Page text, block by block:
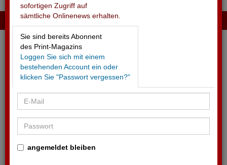
sofortigen Zugriff auf
sämtliche Onlinenews erhalten.
Sie sind bereits Abonnent
des Print-Magazins
Loggen Sie sich mit einem
bestehenden Account ein oder
klicken Sie "Passwort vergessen?"
angemeldet bleiben
22.05.2026 - EVENT TREND STUDIE SCHWEIZ 2026
Live schlägt Algorithmus